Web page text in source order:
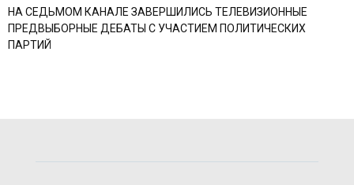
НА СЕДЬМОМ КАНАЛЕ ЗАВЕРШИЛИСЬ ТЕЛЕВИЗИОННЫЕ
ПРЕДВЫБОРНЫЕ ДЕБАТЫ С УЧАСТИЕМ ПОЛИТИЧЕСКИХ
ПАРТИЙ